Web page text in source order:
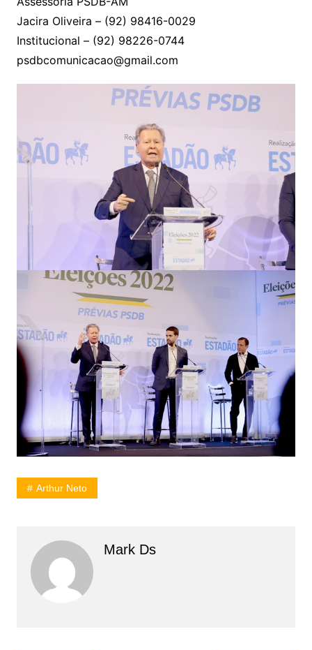
Jacira Oliveira – (92) 98416-0029
Institucional – (92) 98226-0744
psdbcomunicacao@gmail.com
Arthur Neto
Mark Ds